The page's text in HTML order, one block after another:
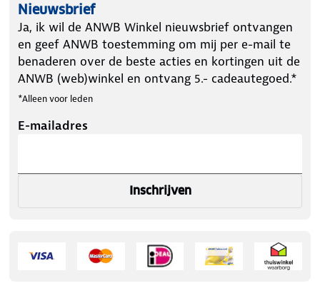
Nieuwsbrief
Ja, ik wil de ANWB Winkel nieuwsbrief ontvangen
en geef ANWB toestemming om mij per e-mail te
benaderen over de beste acties en kortingen uit de
ANWB (web)winkel en ontvang 5.- cadeautegoed.*
*Alleen voor leden
E-mailadres
Inschrijven